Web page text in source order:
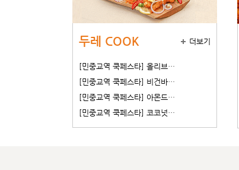
두레 COOK
[민중교역 쿡페스타] 올리브…
[민중교역 쿡페스타] 비건바…
[민중교역 쿡페스타] 아몬드…
[민중교역 쿡페스타] 코코넛…
더보기